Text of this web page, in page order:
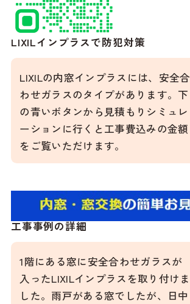
LIXILインプラスで防犯対策
LIXILの内窓インプラスには、安全合
わせガラスのタイプがあります。下
の青いボタンから見積もりシミュレ
ーションに行くと工事費込みの金額
をご覧いただけます。
工事事例の詳細
1階にある窓に安全合わせガラスが
入ったLIXILインプラスを取り付けま
した。雨戸がある窓でしたが、日中